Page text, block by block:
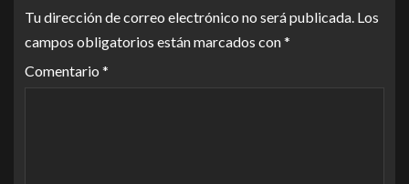
Tu dirección de correo electrónico no será publicada. Los
campos obligatorios están marcados con*
Comentario *